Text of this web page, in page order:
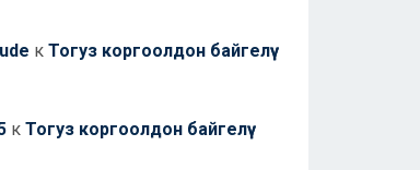
к Тогуз коргоолдон байгелүү
к Тогуз коргоолдон байгелүү